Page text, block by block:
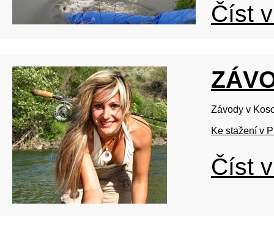
Číst
Závody v
Ke stažení v
Číst